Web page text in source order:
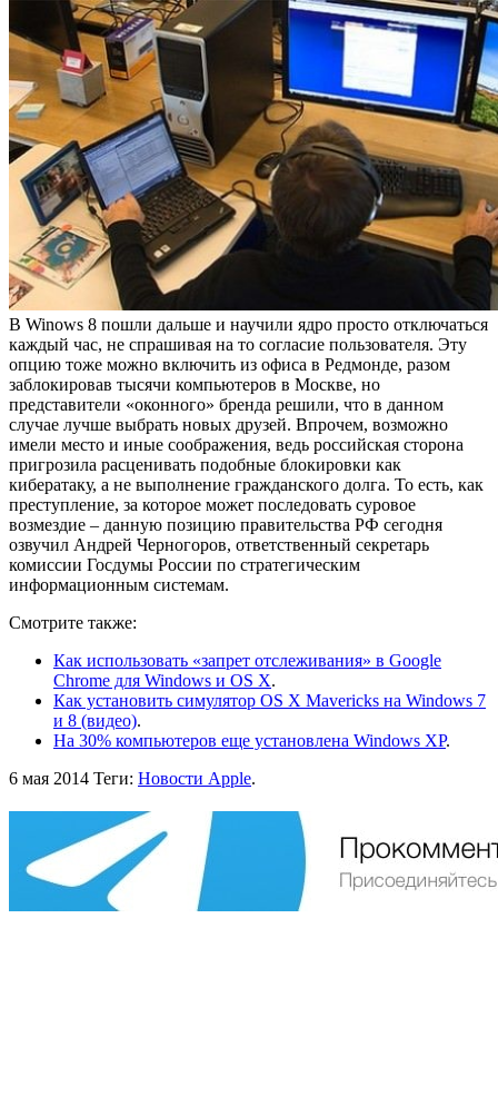
В Winows 8 пошли дальше и научили ядро просто отключаться
каждый час, не спрашивая на то согласие пользователя. Эту
опцию тоже можно включить из офиса в Редмонде, разом
заблокировав тысячи компьютеров в Москве, но
представители «оконного» бренда решили, что в данном
случае лучше выбрать новых друзей. Впрочем, возможно
имели место и иные соображения, ведь российская сторона
пригрозила расценивать подобные блокировки как
кибератаку, а не выполнение гражданского долга. То есть, как
преступление, за которое может последовать суровое
возмездие – данную позицию правительства РФ сегодня
озвучил Андрей Черногоров, ответственный секретарь
комиссии Госдумы России по стратегическим
информационным системам.
Смотрите также:
Как использовать «запрет отслеживания» в Google
Chrome для Windows и OS X.
Как установить симулятор OS X Mavericks на Windows 7
и 8 (видео).
На 30% компьютеров еще установлена Windows XP.
6 мая 2014 Теги: Новости Apple.